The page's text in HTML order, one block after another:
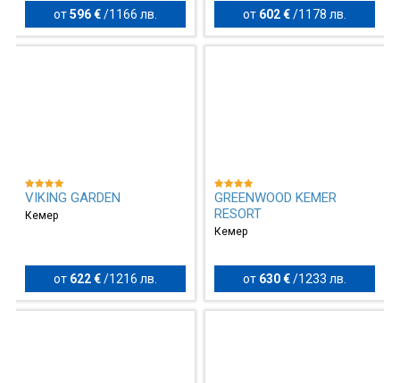
от596 € / 1166 лв. от 602 €/ 1178 лв.
VIKING GARDEN
Кемер
от 622 € / 1216 лв.
GREENWOOD KEMER
RESORT
Кемер
от 630 €/ 1233 лв.